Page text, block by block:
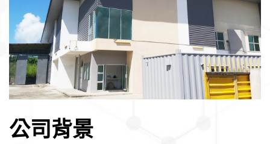
公司背景